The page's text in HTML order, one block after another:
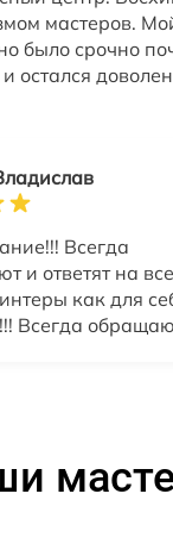
мастеров.
было срочно
остался
Всегда
и ответят на
как для
Всегда